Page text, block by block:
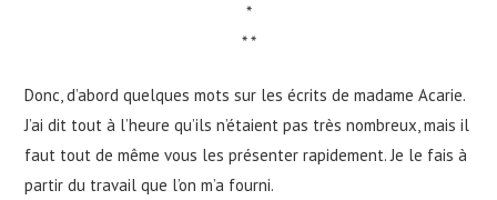
*
* *
Donc, d’abord quelques mots sur les écrits de madame Acarie.
J’ai dit tout à l’heure qu’ils n’étaient pas très nombreux, mais il
faut tout de même vous les présenter rapidement. Je le fais à
partir du travail que l’on m’a fourni.